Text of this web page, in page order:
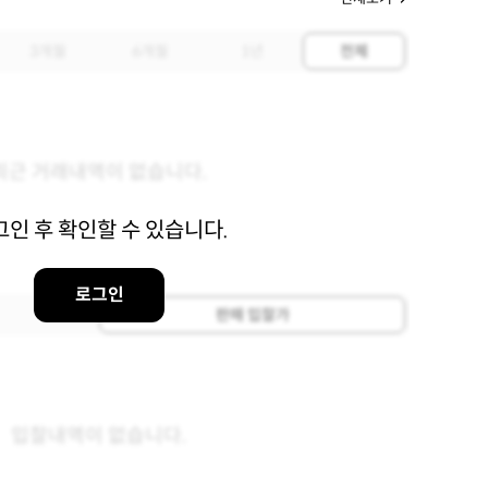
인 후 확인할 수 있습니다.
로그인
전체
판매 입찰가